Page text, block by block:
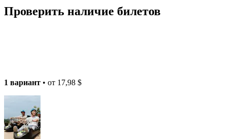
Проверить наличие билетов
1 вариант • от 17,98 $